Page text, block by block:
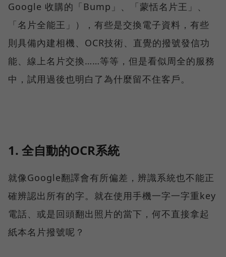
Google 收購的「Bump」、「蒙恬名片王」、
「名片全能王」），有些是交換電子資料，有些
則具備內建相機、OCR技術、直覺的撥號發信功
能、線上名片交換……等等，但是看似周全的服務
中，試用過後也明白了為什麼留不住客戶。
1. 全自動的OCR系統
就像Google翻譯會有所偏差，辨識系統也不能正
確辨認出所有的字。就在使用手機一字一字重key
電話、或是回頭翻出照片的當下，何不直接拿起
紙本名片撥號呢？